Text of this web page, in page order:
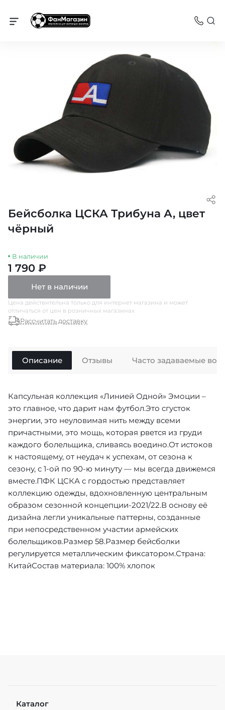
ЦСКА
Бейсболка ЦСКА Трибуна А, цвет
чёрный
В наличии
1 790 ₽
Нет в наличии
Цена действительна только для интернет магазина и может
отличаться от цен в розничных магазинах
Рассчитать доставку
Описание
Капсульная коллекция «Линией Одной» Эмоции –
это главное, что дарит нам футбол.Это сгусток
энергии, это неуловимая нить между всеми
причастными, это мощь, которая рвется из груди
каждого болельщика, сливаясь воедино.От истоков
к настоящему, от неудач к успехам, от сезона к
сезону, с 1-ой по 90-ю минуту — мы всегда движемся
вместе.ПФК ЦСКА с гордостью представляет
коллекцию одежды, вдохновленную центральным
образом сезонной концепции-2021/22.В основу её
дизайна легли уникальные паттерны, созданные
при непосредственном участии армейских
болельщиков.Размер 58.Размер бейсболки
регулируется металлическим фиксатором.Страна:
КитайСостав материала: 100% хлопок
Отзывы Часто задаваемые
Каталог